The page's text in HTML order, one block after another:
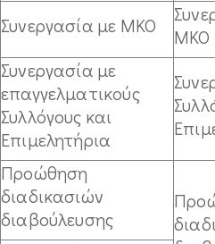
Συνεργασία με ΜΚΟ
ΜΚΟ
Συνεργασία με
επαγγελματικούς
Συλλόγους και
Επιμελητήρια
Προώθηση
διαδικασιών
διαβούλευσης